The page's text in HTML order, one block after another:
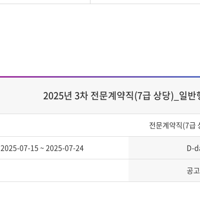
2025년 3차 전문계약직(7급 상당)_일반
전문계약직(7급
2025-07-15 ~ 2025-07-24 D-
공